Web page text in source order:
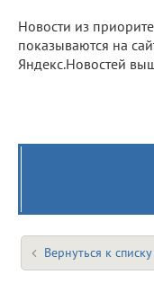
Новости из
показываются на
Яндекс.Новостей
Вернуться к